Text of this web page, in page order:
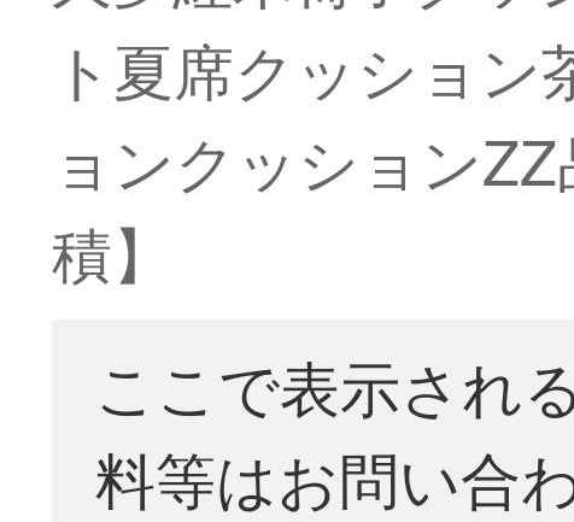
ト夏席クッショ
ョンクッション
積】
ここで表示され
料等はお問い合